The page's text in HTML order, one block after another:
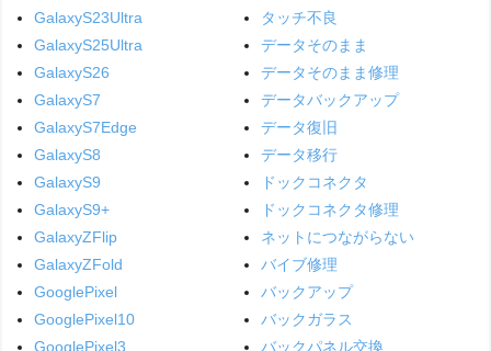
GalaxyS23Ultra
GalaxyS25Ultra
GalaxyS26
GalaxyS7
GalaxyS7Edge
GalaxyS8
GalaxyS9
GalaxyS9+
GalaxyZFlip
GalaxyZFold
GooglePixel
GooglePixel10
GooglePixel3
タッチ不良
データそのまま
データそのまま修理
データバックアップ
データ復旧
データ移行
ドックコネクタ
ドックコネクタ修理
ネットにつながらない
バイブ修理
バックアップ
バックガラス
バックパネル交換